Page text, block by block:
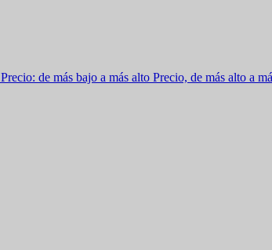
Precio: de más bajo a más alto Precio, de más alto a